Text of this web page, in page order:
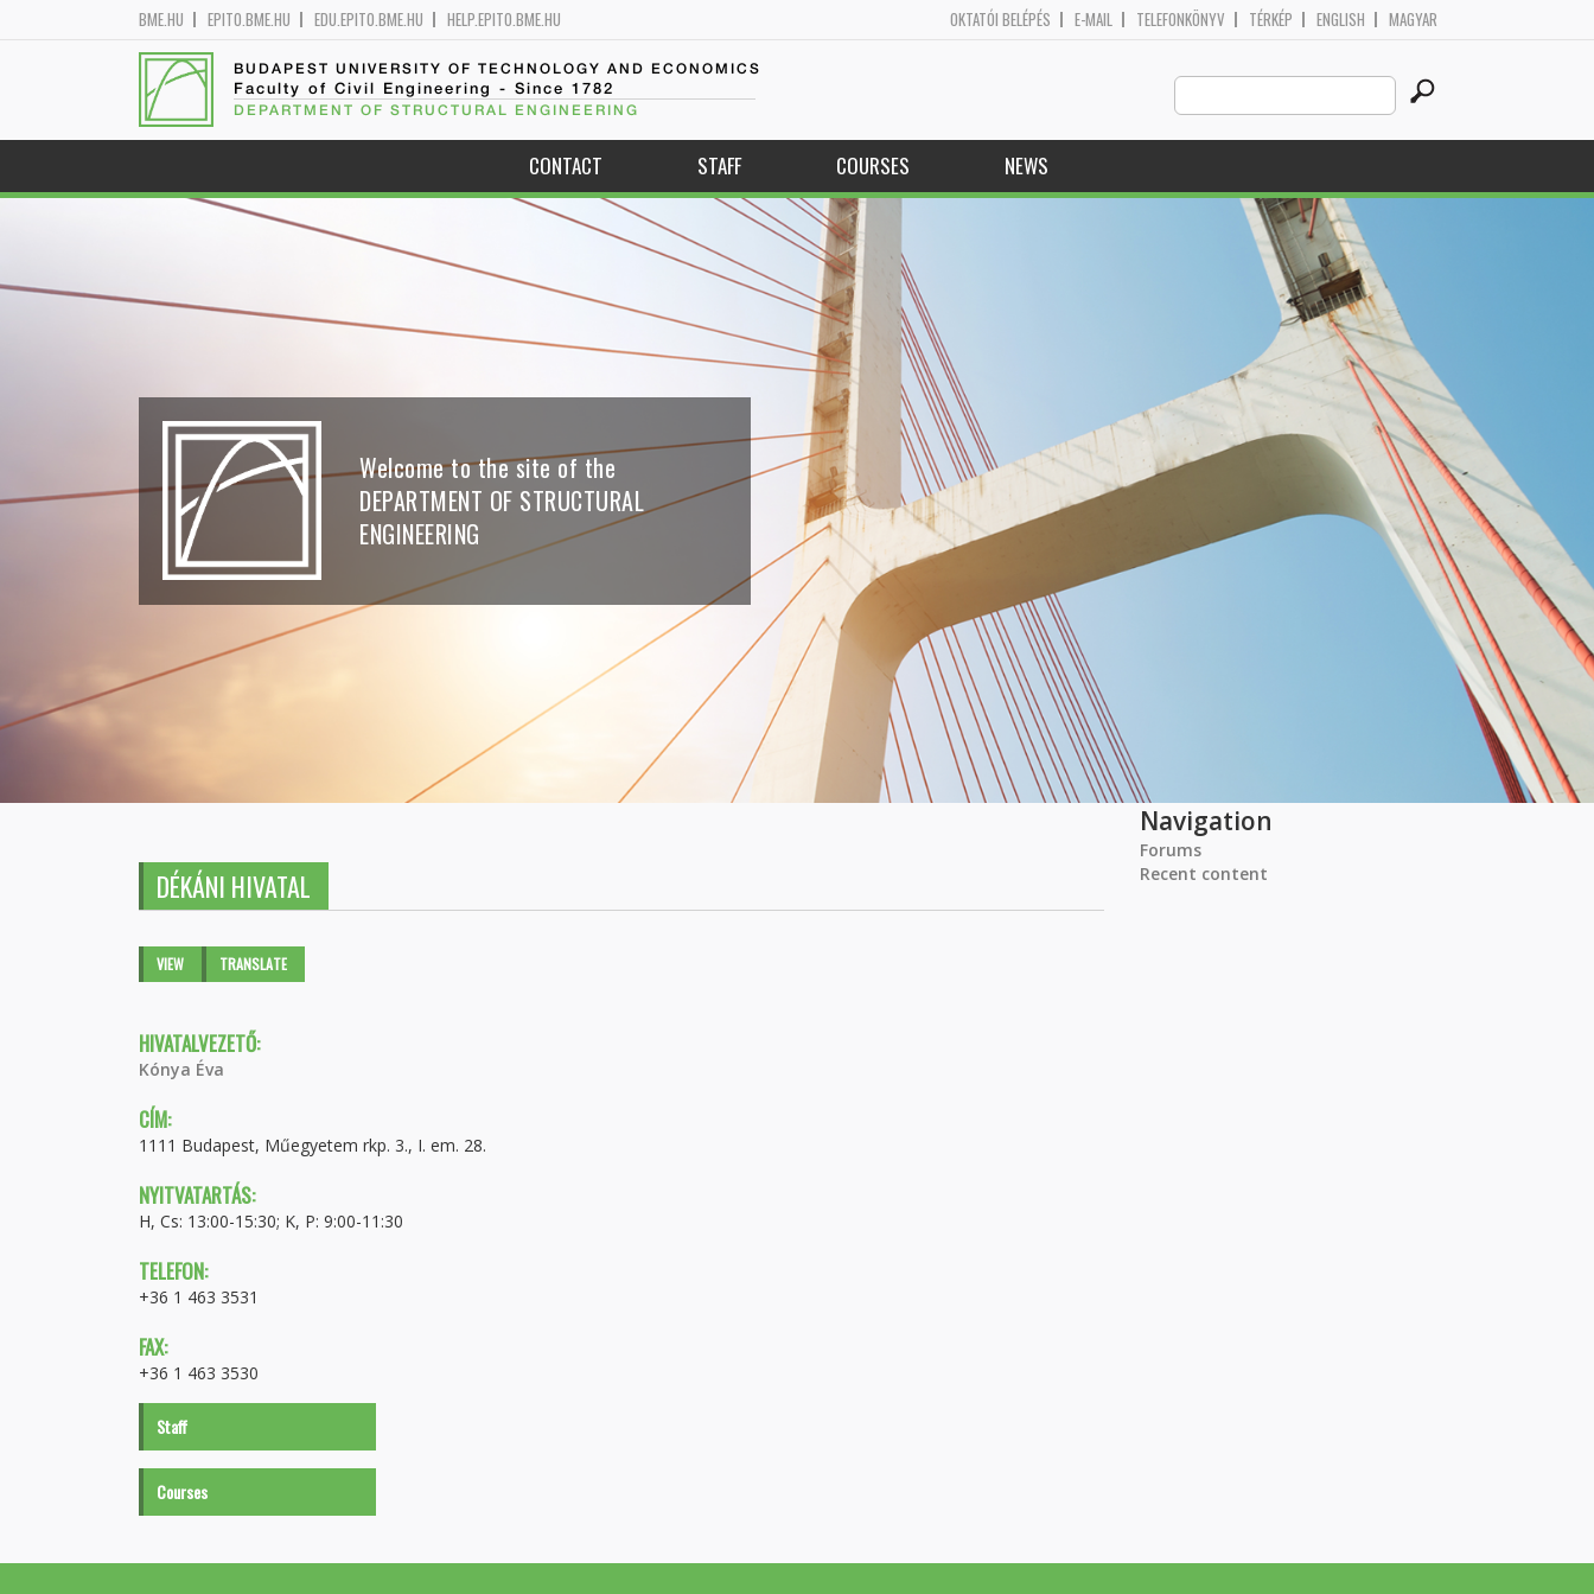
BME.HU EPITO.BME.HU EDU.EPITO.BME.HU HELP.EPITO.BME.HU OKTATÓI BELÉPÉS E-MAIL TELEFONKÖNYV TÉRKÉP ENGLISH MAGYAR
BUDAPEST UNIVERSITY OF TECHNOLOGY AND ECONOMICS
Faculty of Civil Engineering - Since 1782
DEPARTMENT OF STRUCTURAL ENGINEERING
Search
this
site
CONTACT STAFF COURSES NEWS
Welcome to the site of the
DEPARTMENT OF STRUCTURAL
ENGINEERING
DÉKÁNI HIVATAL
Primary tabs
VIEW (ACTIVETRANSLATE
HIVATALVEZETŐ:
Kónya Éva
CÍM:
1111 Budapest, Műegyetem rkp. 3., I. em. 28.
NYITVATARTÁS:
H, Cs: 13:00-15:30; K, P: 9:00-11:30
TELEFON:
+36 1 463 3531
FAX:
+36 1 463 3530
Staff
Courses
Navigation
Forums
Recent content